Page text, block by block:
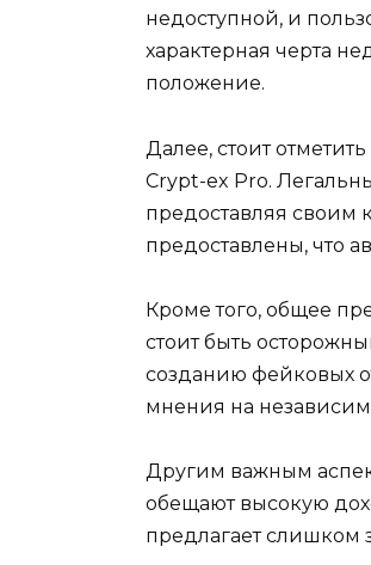
недоступной, и
характерная черта
положение.
Далее, стоит
Crypt-ex Pro.
предоставляя своим
предоставлены, что
Кроме того, общее
стоит быть
созданию фейковых
мнения на
Другим важным
обещают высокую
предлагает слишком